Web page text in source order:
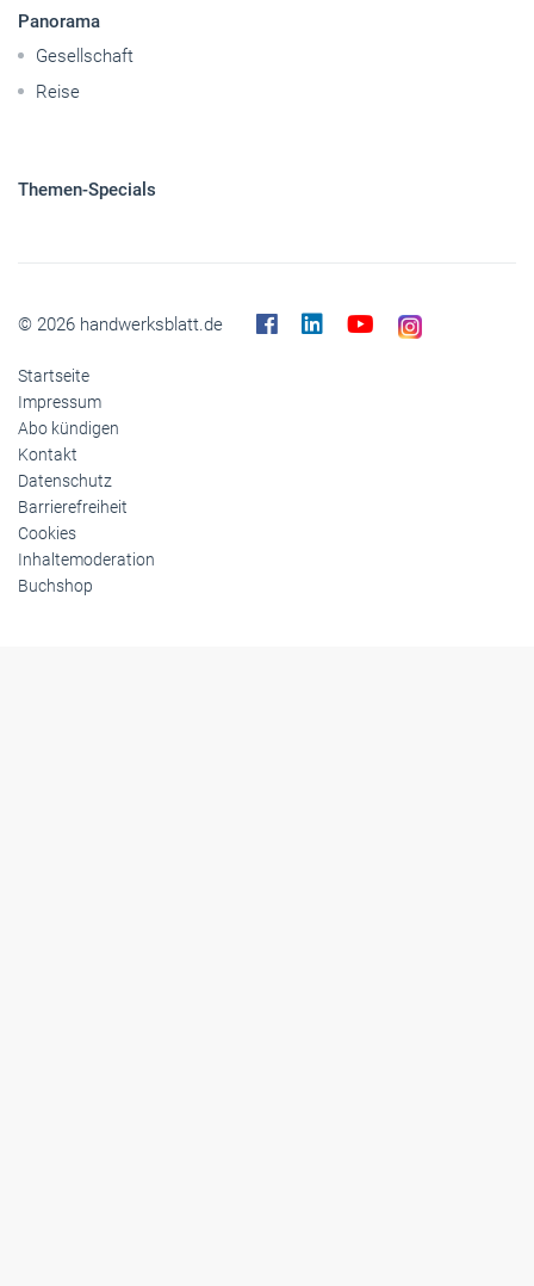
Panorama
Gesellschaft
Reise
Themen-Specials
© 2026 handwerksblatt.de
Startseite
Impressum
Abo kündigen
Kontakt
Datenschutz
Barrierefreiheit
Cookies
Inhaltemoderation
Buchshop